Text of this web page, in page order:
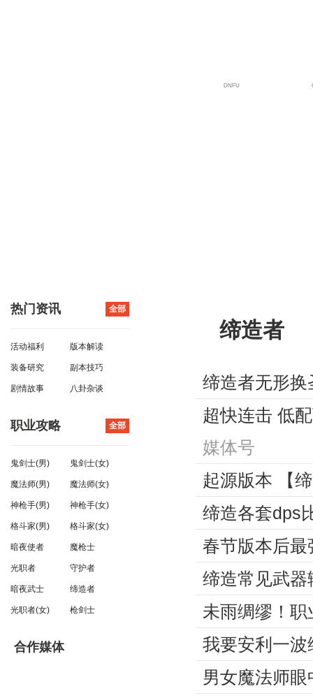
DNFU
缔造者
缔造者无形
超快连击 低
媒体号
起源版本 【
缔造各套dps
春节版本后
缔造常见武
未雨绸缪！
我要安利一
男女魔法师
全部
热门资讯
活动福利 版本解读
装备研究 副本技巧
剧情故事 八卦杂谈
全部
职业攻略
鬼剑士(男) 鬼剑士(女)
魔法师(男) 魔法师(女)
神枪手(男) 神枪手(女)
格斗家(男) 格斗家(女)
暗夜使者 魔枪士
光职者 守护者
暗夜武士 缔造者
光职者(女) 枪剑士
合作媒体